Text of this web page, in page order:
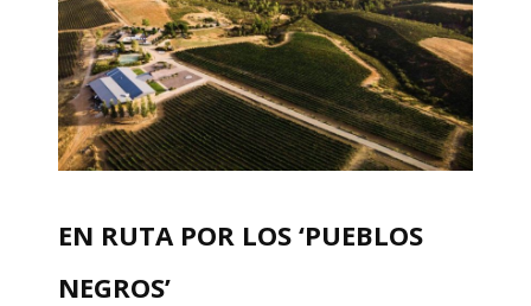
EN RUTA POR LOS ‘PUEBLOS
NEGROS’